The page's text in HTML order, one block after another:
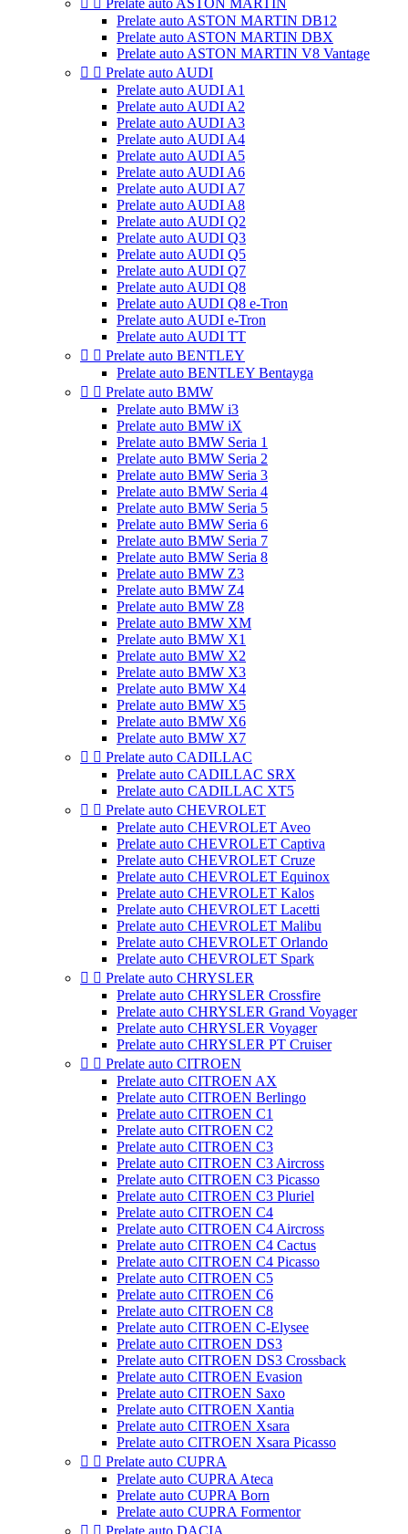
  Prelate auto ASTON MARTIN
Prelate auto ASTON MARTIN DB12
Prelate auto ASTON MARTIN DBX
Prelate auto ASTON MARTIN V8 Vantage
  Prelate auto AUDI
Prelate auto AUDI A1
Prelate auto AUDI A2
Prelate auto AUDI A3
Prelate auto AUDI A4
Prelate auto AUDI A5
Prelate auto AUDI A6
Prelate auto AUDI A7
Prelate auto AUDI A8
Prelate auto AUDI Q2
Prelate auto AUDI Q3
Prelate auto AUDI Q5
Prelate auto AUDI Q7
Prelate auto AUDI Q8
Prelate auto AUDI Q8 e-Tron
Prelate auto AUDI e-Tron
Prelate auto AUDI TT
  Prelate auto BENTLEY
Prelate auto BENTLEY Bentayga
  Prelate auto BMW
Prelate auto BMW i3
Prelate auto BMW iX
Prelate auto BMW Seria 1
Prelate auto BMW Seria 2
Prelate auto BMW Seria 3
Prelate auto BMW Seria 4
Prelate auto BMW Seria 5
Prelate auto BMW Seria 6
Prelate auto BMW Seria 7
Prelate auto BMW Seria 8
Prelate auto BMW Z3
Prelate auto BMW Z4
Prelate auto BMW Z8
Prelate auto BMW XM
Prelate auto BMW X1
Prelate auto BMW X2
Prelate auto BMW X3
Prelate auto BMW X4
Prelate auto BMW X5
Prelate auto BMW X6
Prelate auto BMW X7
  Prelate auto CADILLAC
Prelate auto CADILLAC SRX
Prelate auto CADILLAC XT5
  Prelate auto CHEVROLET
Prelate auto CHEVROLET Aveo
Prelate auto CHEVROLET Captiva
Prelate auto CHEVROLET Cruze
Prelate auto CHEVROLET Equinox
Prelate auto CHEVROLET Kalos
Prelate auto CHEVROLET Lacetti
Prelate auto CHEVROLET Malibu
Prelate auto CHEVROLET Orlando
Prelate auto CHEVROLET Spark
  Prelate auto CHRYSLER
Prelate auto CHRYSLER Crossfire
Prelate auto CHRYSLER Grand Voyager
Prelate auto CHRYSLER Voyager
Prelate auto CHRYSLER PT Cruiser
  Prelate auto CITROEN
Prelate auto CITROEN AX
Prelate auto CITROEN Berlingo
Prelate auto CITROEN C1
Prelate auto CITROEN C2
Prelate auto CITROEN C3
Prelate auto CITROEN C3 Aircross
Prelate auto CITROEN C3 Picasso
Prelate auto CITROEN C3 Pluriel
Prelate auto CITROEN C4
Prelate auto CITROEN C4 Aircross
Prelate auto CITROEN C4 Cactus
Prelate auto CITROEN C4 Picasso
Prelate auto CITROEN C5
Prelate auto CITROEN C6
Prelate auto CITROEN C8
Prelate auto CITROEN C-Elysee
Prelate auto CITROEN DS3
Prelate auto CITROEN DS3 Crossback
Prelate auto CITROEN Evasion
Prelate auto CITROEN Saxo
Prelate auto CITROEN Xantia
Prelate auto CITROEN Xsara
Prelate auto CITROEN Xsara Picasso
  Prelate auto CUPRA
Prelate auto CUPRA Ateca
Prelate auto CUPRA Born
Prelate auto CUPRA Formentor
  Prelate auto DACIA